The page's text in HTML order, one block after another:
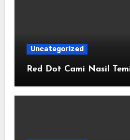
Uncategorized
Red Dot Cami Nasil